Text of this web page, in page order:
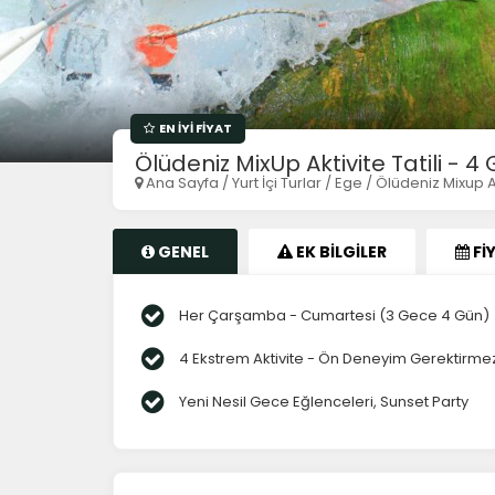
Fethiye Esnek - 7 Gün
Erciyes Hafta İçi Eğitim - 5 Gün
EN İYİ FİYAT
Ölüdeniz MixUp Aktivite Tatili - 4
Ana Sayfa /Yurt İçi Turlar /Ege /Ölüdeniz Mixup
GENEL EK BİLGİLER
Her Çarşamba - Cumartesi (3 Gece 4 Gün)
4 Ekstrem Aktivite - Ön Deneyim
Yeni Nesil Gece Eğlenceleri, Sunset Party